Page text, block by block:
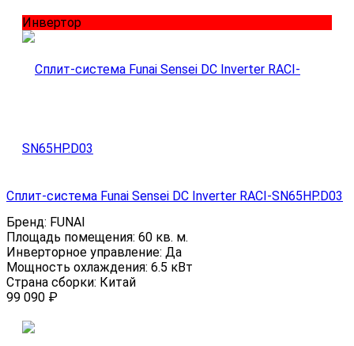
Инвертор
Сплит-система Funai Sensei DC Inverter RACI-SN65HP.D03
Бренд: FUNAI
Площадь помещения: 60 кв. м.
Инверторное управление: Да
Мощность охлаждения: 6.5 кВт
Страна сборки: Китай
99 090 ₽